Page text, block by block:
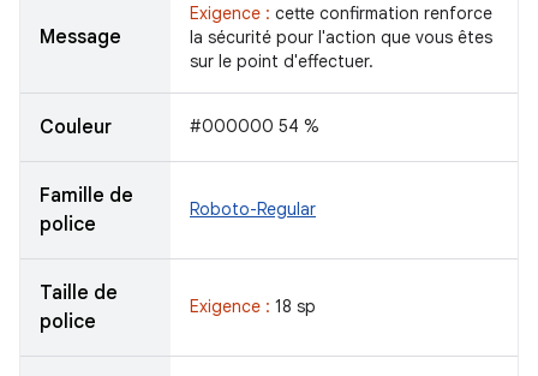
Message
Exigence : cette confirmation renforce
la sécurité pour l'action que vous êtes
sur le point d'effectuer.
Couleur #000000 54 %
Famille de
police
Roboto-Regular
Taille de
police
Exigence : 18 sp